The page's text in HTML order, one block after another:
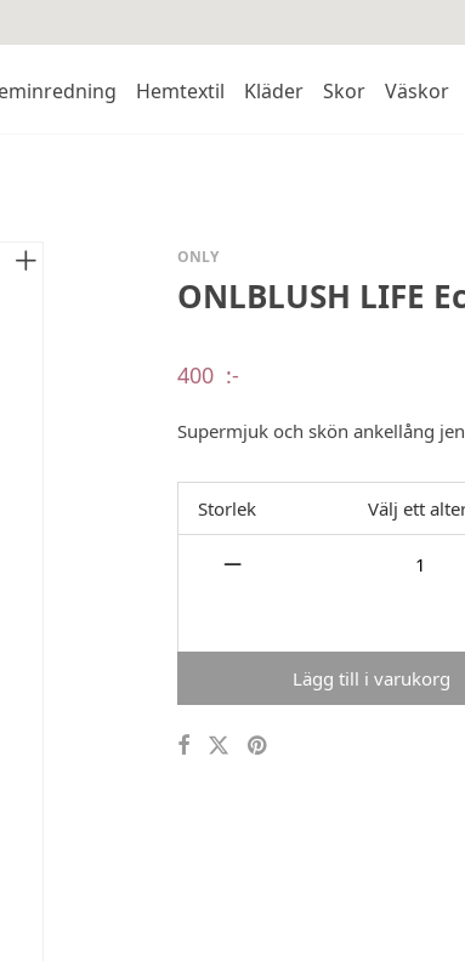
Hemtextil Kläder Skor Väskor
ONLY
ONLBLUSH LIFE
400 :-
Supermjuk och skön ankellång
Storlek Välj ett
Lägg till i varukorg